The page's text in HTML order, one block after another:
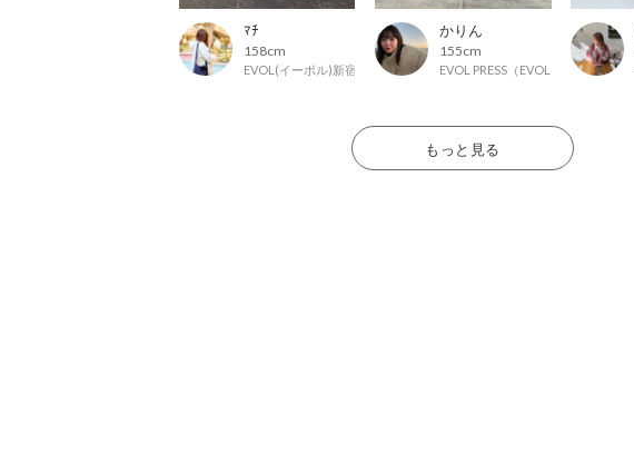
ﾏﾁ
158cm
EVOL(イーボル)新宿マルイ店
かりん
155cm
EVOL PRESS（EVOLプレス）
もっと見る